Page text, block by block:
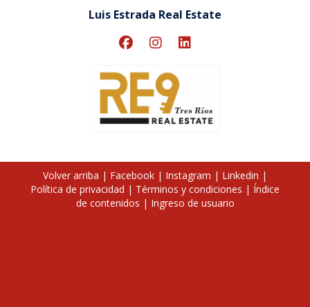
Luis Estrada Real Estate
Volver arriba | Facebook | Instagram | Linkedin |
Política de privacidad | Términos y condiciones | Índice
de contenidos | Ingreso de usuario